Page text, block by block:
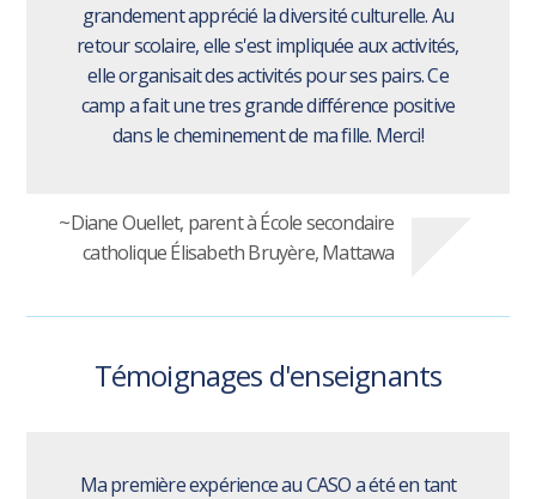
grandement apprécié la diversité culturelle. Au
retour scolaire, elle s'est impliquée aux activités,
elle organisait des activités pour ses pairs. Ce
camp a fait une tres grande différence positive
dans le cheminement de ma fille. Merci!
~Diane Ouellet, parent à École secondaire
catholique Élisabeth Bruyère, Mattawa
Témoignages d'enseignants
Ma première expérience au CASO a été en tant